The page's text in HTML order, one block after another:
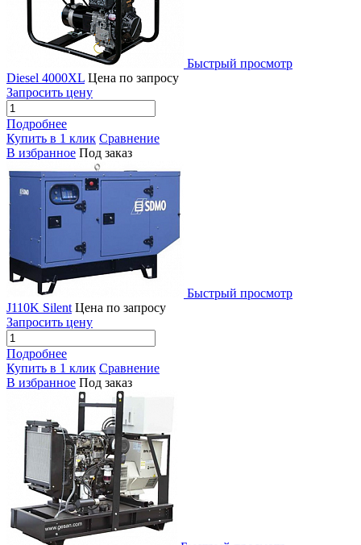
Быстрый просмотр
Diesel 4000XL Цена по запросу
Запросить цену
Подробнее
Купить в 1 клик Сравнение
В избранное Под заказ
Быстрый просмотр
J110K Silent Цена по запросу
Запросить цену
Подробнее
Купить в 1 клик Сравнение
В избранное Под заказ